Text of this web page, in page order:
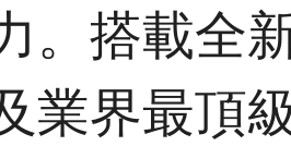
。搭載全
業界最頂